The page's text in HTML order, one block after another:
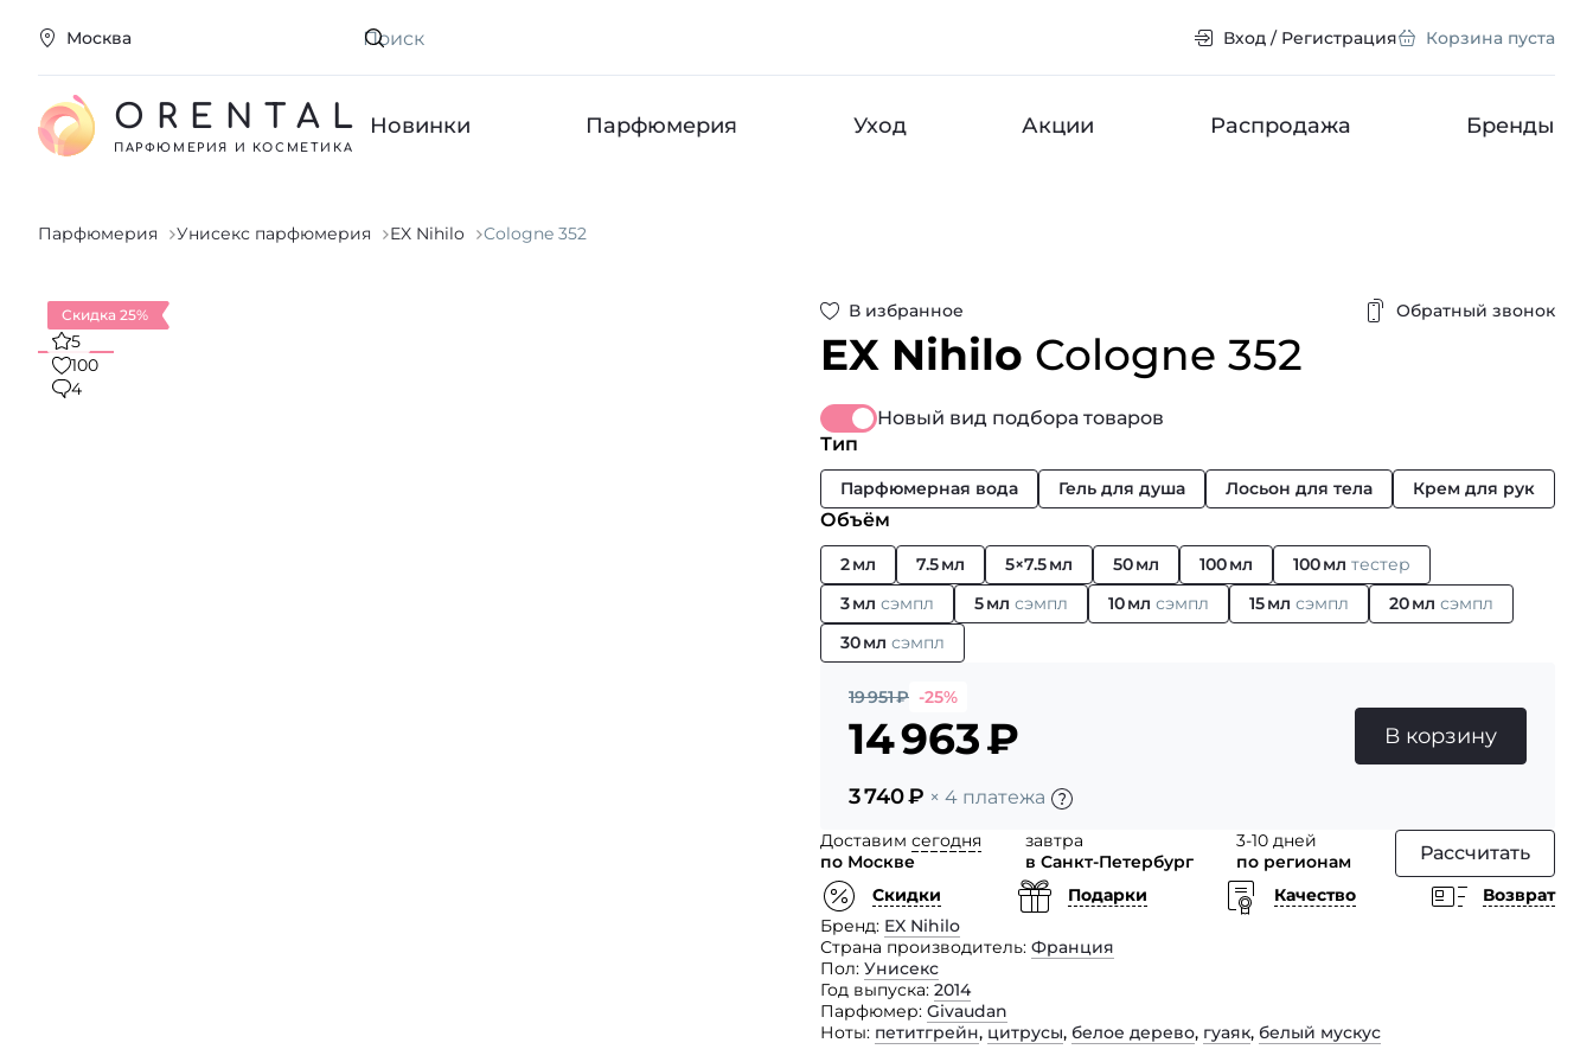
Москва Искать Вход / Регистрация Корзина пуста
ORENTAL
ПАРФЮМЕРИЯ И КОСМЕТИКА
Новинки Парфюмерия Уход Акции Распродажа Бренды
Парфюмерия Унисекс парфюмерия EX Nihilo Cologne 352
В избранное Обратный звонок
EX Nihilo Cologne 352
Скидка 25%
5
100
4
Новый вид подбора товаров
Тип
Парфюмерная вода Гель для душа Лосьон для тела Крем для рук
Объём
2 мл 7.5 мл 5×7.5 мл 50 мл 100 мл 100 мл тестер
3 мл сэмпл 5 мл сэмпл 10 мл сэмпл 15 мл сэмпл 20 мл сэмпл
30 мл сэмпл
19 951₽ -25%
14 963₽
3 740₽ × 4 платежа
В корзину
Доставим сегодня
по Москве
завтра
в Санкт-Петербург
3-10 дней
по регионам
Рассчитать
Скидки Подарки Качество
Возврат
Бренд EX Nihilo
Страна производитель Франция
Пол Унисекс
Год выпуска 2014
Парфюмер Givaudan
Ноты петитгрейн, цитрусы, белое дерево, гуаяк, белый мускус